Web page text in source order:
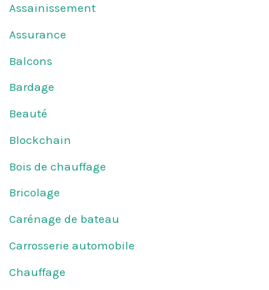
Assainissement
Assurance
Balcons
Bardage
Beauté
Blockchain
Bois de chauffage
Bricolage
Carénage de bateau
Carrosserie automobile
Chauffage